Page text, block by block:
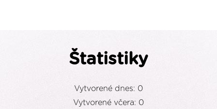
Štatistiky
Vytvorené dnes: 0
Vytvorené včera: 0